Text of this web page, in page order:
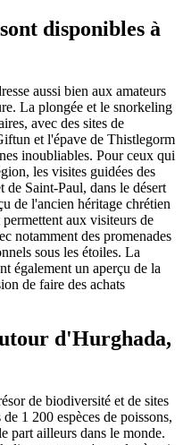
disponibles à
aussi bien aux amateurs
La plongée et le snorkeling
avec des sites de
et l'épave de Thistlegorm
inoubliables. Pour ceux qui
les visites guidées des
de Saint-Paul, dans le désert
de l'ancien héritage chrétien
aux visiteurs de
notamment des promenades
sous les étoiles. La
également un aperçu de la
de faire des achats
d'Hurghada,
de biodiversité et de sites
1 200 espèces de poissons,
part ailleurs dans le monde.